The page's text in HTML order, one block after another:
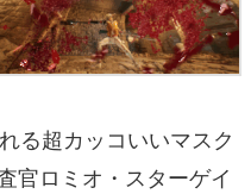
る超カッコいいマスク
官ロミオ・スターゲイ